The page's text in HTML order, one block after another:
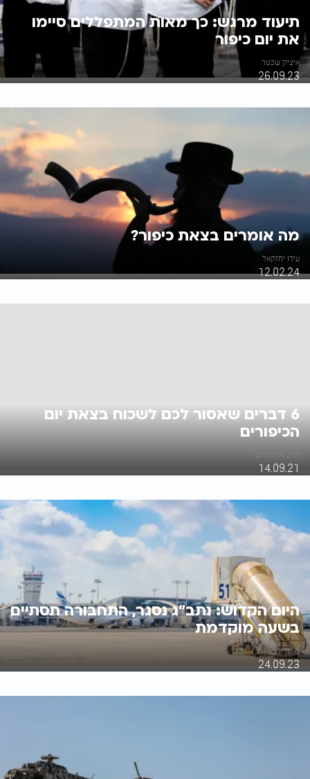
תיעוד מרגש: כך מאות המתפללים סיימו
את יום כיפור
איציק שכטר
26.09.23
מה אומרים בצאת כיפור?
עידו יחזקאל
12.02.24
6 דברים שאסור לכם לשכוח בצאת יום
הכיפורים
הרב ארז קדוסי
14.09.21
היום הקדוש: נתב"ג נסגר, התחבורה תסתיים
בשעה מוקדמת
מ. פריד
24.09.23